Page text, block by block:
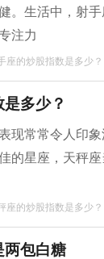
。生活中，射
注力
座的炒股指数是多少？
多少？
现常常令人印
的星座，天秤
座的炒股指数是多少？
两包白糖